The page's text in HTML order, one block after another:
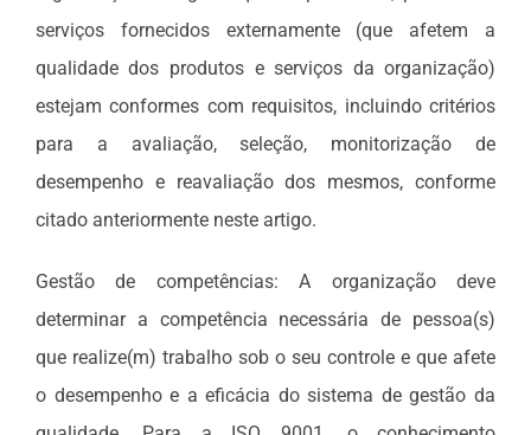
serviços fornecidos externamente (que afetem a
qualidade dos produtos e serviços da organização)
estejam conformes com requisitos, incluindo critérios
para a avaliação, seleção, monitorização de
desempenho e reavaliação dos mesmos, conforme
citado anteriormente neste artigo.
Gestão de competências: A organização deve
determinar a competência necessária de pessoa(s)
que realize(m) trabalho sob o seu controle e que afete
o desempenho e a eficácia do sistema de gestão da